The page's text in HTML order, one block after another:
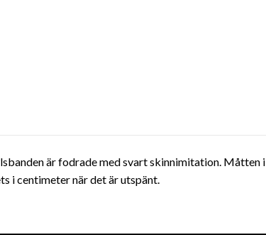
är fodrade med svart skinnimitation. Måtten i
i centimeter när det är utspänt.